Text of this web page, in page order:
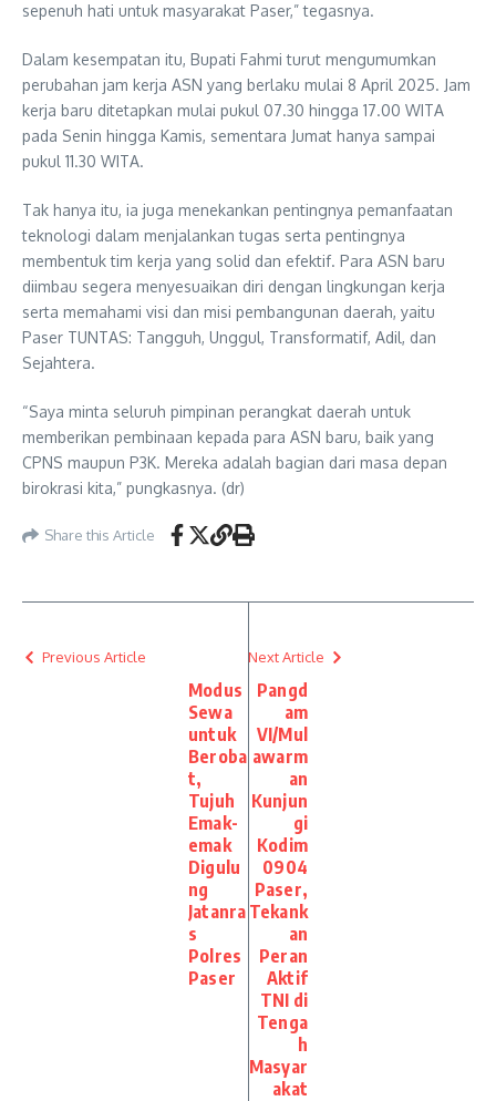
sepenuh hati untuk masyarakat Paser,” tegasnya.
Dalam kesempatan itu, Bupati Fahmi turut mengumumkan
perubahan jam kerja ASN yang berlaku mulai 8 April 2025. Jam
kerja baru ditetapkan mulai pukul 07.30 hingga 17.00 WITA
pada Senin hingga Kamis, sementara Jumat hanya sampai
pukul 11.30 WITA.
Tak hanya itu, ia juga menekankan pentingnya pemanfaatan
teknologi dalam menjalankan tugas serta pentingnya
membentuk tim kerja yang solid dan efektif. Para ASN baru
diimbau segera menyesuaikan diri dengan lingkungan kerja
serta memahami visi dan misi pembangunan daerah, yaitu
Paser TUNTAS: Tangguh, Unggul, Transformatif, Adil, dan
Sejahtera.
“Saya minta seluruh pimpinan perangkat daerah untuk
memberikan pembinaan kepada para ASN baru, baik yang
CPNS maupun P3K. Mereka adalah bagian dari masa depan
birokrasi kita,” pungkasnya. (dr)
Share this Article
Previous Article
Modus
Sewa
untuk
Beroba
t,
Tujuh
Emak-
emak
Digulu
ng
Jatanra
s
Polres
Paser
Next Article
Pangd
am
VI/Mul
awarm
an
Kunjun
gi
Kodim
0904
Paser,
Tekank
an
Peran
Aktif
TNI di
Tenga
h
Masyar
akat